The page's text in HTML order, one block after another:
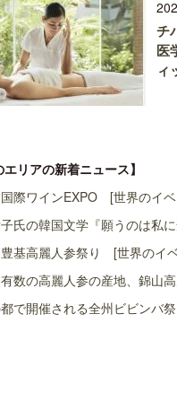
チ
医
ィ
エリアの新着ニュース】
際ワインEXPO [世界のイ
氏の韓国文学『願うのは私
基高麗人参祭り [世界のイ
数の高麗人参の産地、錦山
で開催される全州ビビンバ